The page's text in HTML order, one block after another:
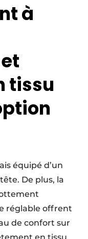
à
tissu
équipé d’un
De plus, la
réglable offrent
de confort sur